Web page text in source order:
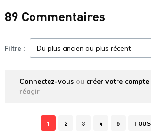
89 Commentaires
Filtre :
Connectez-vous ou créer votre compte
réagir
1 2 3 4 5 TOUS